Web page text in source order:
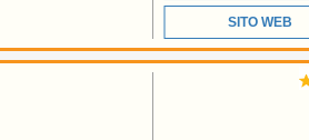
SITO WEB